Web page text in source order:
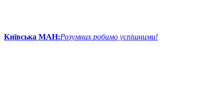
Київська МАН:Розумних робимо успішними!